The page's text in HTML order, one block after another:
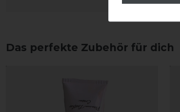
Das perfekte Zubehör für dich